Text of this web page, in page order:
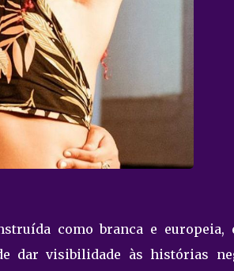
como branca e europeia,
dar visibilidade às histórias